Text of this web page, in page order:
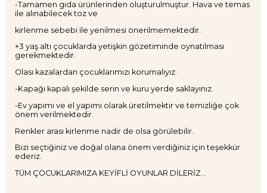
-Tamamen gıda ürünlerinden oluşturulmuştur. Hava ve temas
ile alınabilecek toz ve
kirlenme sebebi ile yenilmesi önerilmemektedir.
+3 yaş altı çocuklarda yetişkin gözetiminde oynatılması
gerekmektedir.
Olası kazalardan çocuklarımızı korumalıyız.
-Kapağı kapalı şekilde serin ve kuru yerde saklayınız.
-Ev yapımı ve el yapımı olarak üretilmektir ve temizliğe çok
önem verilmektedir.
Renkler arası kirlenme nadir de olsa görülebilir.
Bizi seçtiğiniz ve doğal olana önem verdiğiniz için teşekkür
ederiz.
TÜM ÇOCUKLARIMIZA KEYİFLİ OYUNLAR DİLERİZ...